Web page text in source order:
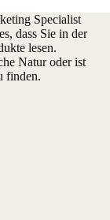
Specialist
dass Sie in der
lesen.
Natur oder ist
finden.